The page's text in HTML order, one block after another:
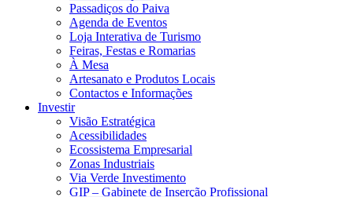
Passadiços do Paiva
Agenda de Eventos
Loja Interativa de Turismo
Feiras, Festas e Romarias
À Mesa
Artesanato e Produtos Locais
Contactos e Informações
Investir
Visão Estratégica
Acessibilidades
Ecossistema Empresarial
Zonas Industriais
Via Verde Investimento
GIP – Gabinete de Inserção Profissional